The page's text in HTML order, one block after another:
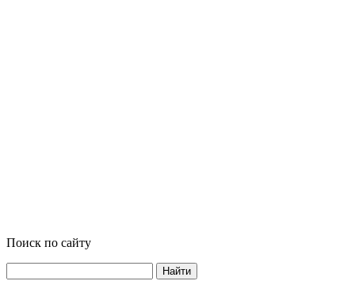
Поиск по сайту
Найти